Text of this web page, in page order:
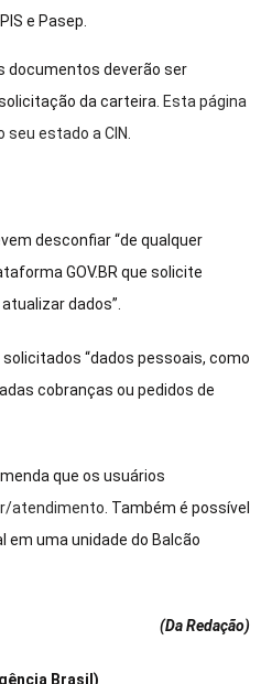
e Pasep.
documentos deverão ser
da carteira. Esta página
seu estado a CIN.
desconfiar “de qualquer
GOV.BR que solicite
dados”.
“dados pessoais, como
cobranças ou pedidos de
que os usuários
atendimento. Também é possível
uma unidade do Balcão
(Da Redação)
Brasil)